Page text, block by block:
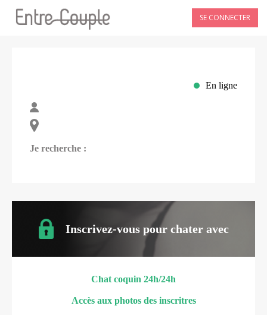
SE CONNECTER
En ligne
Je recherche :
Inscrivez-vous pour chater avec
Chat coquin 24h/24h
Accès aux photos des inscritres